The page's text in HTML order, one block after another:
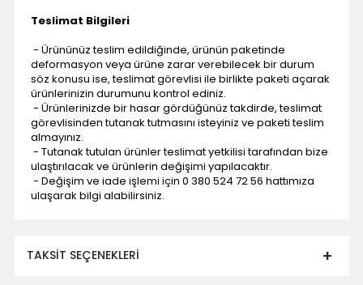
Teslimat Bilgileri
- Ürününüz teslim edildiğinde, ürünün paketinde
deformasyon veya ürüne zarar verebilecek bir durum
söz konusu ise, teslimat görevlisi ile birlikte paketi açarak
ürünlerinizin durumunu kontrol ediniz.
- Ürünlerinizde bir hasar gördüğünüz takdirde, teslimat
görevlisinden tutanak tutmasını isteyiniz ve paketi teslim
almayınız.
- Tutanak tutulan ürünler teslimat yetkilisi tarafından bize
ulaştırılacak ve ürünlerin değişimi yapılacaktır.
- Değişim ve iade işlemi için 0 380 524 72 56 hattımıza
ulaşarak bilgi alabilirsiniz.
TAKSIT SEÇENEKLERI